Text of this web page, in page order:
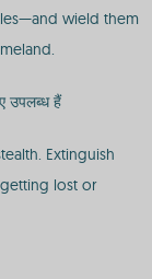
wield them
उपलब्ध हैं
Extinguish
lost or